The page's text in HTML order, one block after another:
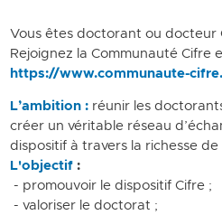
Vous êtes doctorant ou docteur
Rejoignez la Communauté Cifre
https://www.communaute-
L’ambition :réunir les
créer un véritable réseau
dispositif à travers la richesse de
L'objectif :
- promouvoir le dispositif Cifre ;
- valoriser le doctorat ;